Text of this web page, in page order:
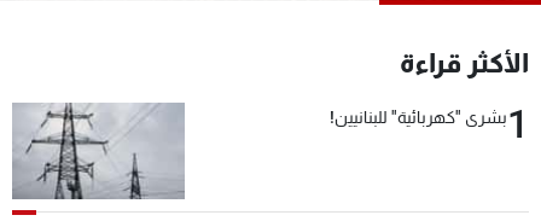
الأكثر قراءة
1بشرى "كهربائية" للبنانيين!
شاهد البرامج
عن MTV
الإنـتـاج
سياسة الخصوصية